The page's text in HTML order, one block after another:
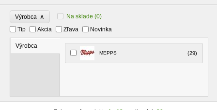
Výrobca ∧ Na sklade (0)
Tip
Akcia Zľava Novinka
Výrobca
MEPPS (29)